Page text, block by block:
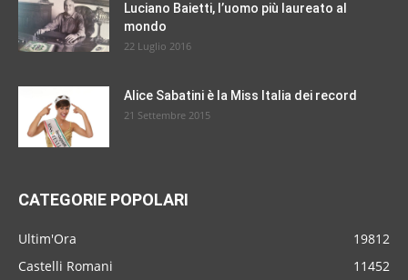
Luciano Baietti, l’uomo più laureato al
mondo
22 Luglio 2016
Alice Sabatini è la Miss Italia dei record
21 Settembre 2015
CATEGORIE POPOLARI
Ultim'Ora
19812
Castelli Romani
11452